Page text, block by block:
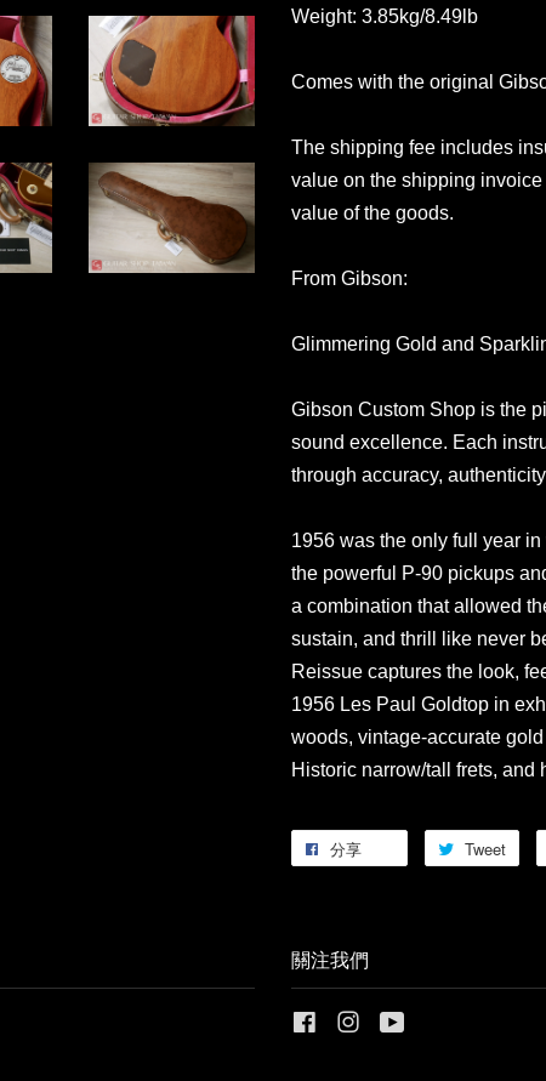
Weight: 3.85kg/8.49lb
Comes with the original
The shipping fee includes
value on the shipping
value of the goods.
From Gibson:
Glimmering Gold and
Gibson Custom Shop is the
sound excellence. Each
through accuracy,
1956 was the only full year
the powerful P-90 pickups
a combination that allowed
sustain, and thrill like never
Reissue captures the look,
1956 Les Paul Goldtop in
woods, vintage-accurate
Historic narrow/tall frets, and
分享 Tweet
關注我們
FacebookInstagram